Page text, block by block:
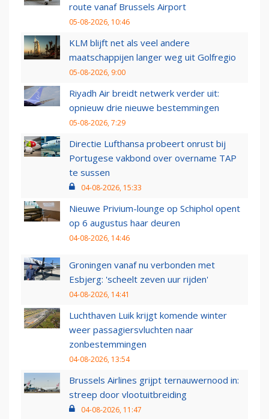
route vanaf Brussels Airport
05-08-2026, 10:46
KLM blijft net als veel andere
maatschappijen langer weg uit Golfregio
05-08-2026, 9:00
Riyadh Air breidt netwerk verder uit:
opnieuw drie nieuwe bestemmingen
05-08-2026, 7:29
Directie Lufthansa probeert onrust bij
Portugese vakbond over overname TAP
te sussen
04-08-2026, 15:33
Nieuwe Privium-lounge op Schiphol opent
op 6 augustus haar deuren
04-08-2026, 14:46
Groningen vanaf nu verbonden met
Esbjerg: 'scheelt zeven uur rijden'
04-08-2026, 14:41
Luchthaven Luik krijgt komende winter
weer passagiersvluchten naar
zonbestemmingen
04-08-2026, 13:54
Brussels Airlines grijpt ternauwernood in:
streep door vlootuitbreiding
04-08-2026, 11:47